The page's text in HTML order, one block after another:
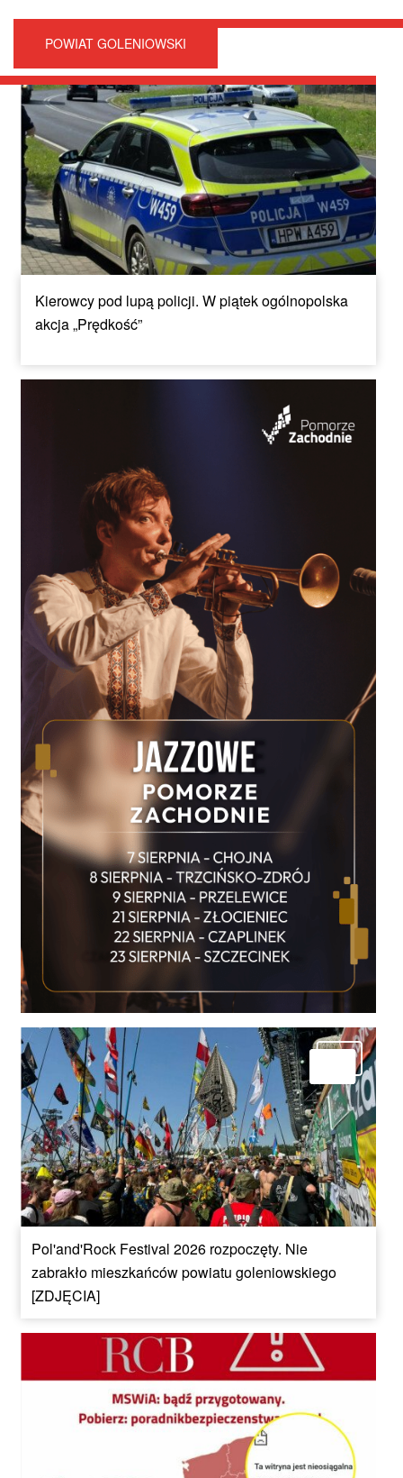
POWIAT GOLENIOWSKI
Kierowcy pod lupą policji. W piątek ogólnopolska
akcja „Prędkość”
Pol'and'Rock Festival 2026 rozpoczęty. Nie
zabrakło mieszkańców powiatu goleniowskiego
[ZDJĘCIA]